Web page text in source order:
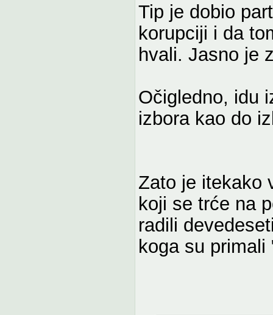
Tip je dobio
korupciji i da
hvali. Jasno je
Očigledno, idu
izbora kao do
Zato je itekako
koji se trće na
radili
koga su primali